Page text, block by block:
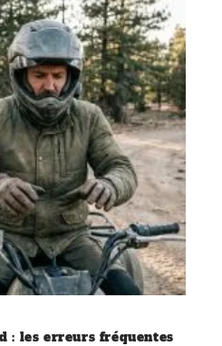
: les erreurs fréquentes